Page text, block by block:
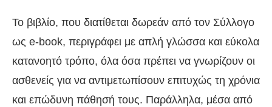
Το βιβλίο, που διατίθεται δωρεάν από τον Σύλλογο
ως e-book, περιγράφει με απλή γλώσσα και εύκολα
κατανοητό τρόπο, όλα όσα πρέπει να γνωρίζουν οι
ασθενείς για να αντιμετωπίσουν επιτυχώς τη χρόνια
και επώδυνη πάθησή τους. Παράλληλα, μέσα από